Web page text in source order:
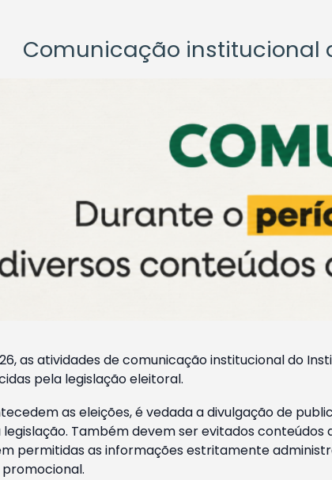
Comunicação institucional
as atividades de comunicação institucional do
pela legislação eleitoral.
as eleições, é vedada a divulgação de
Também devem ser evitados
permitidas as informações estritamente